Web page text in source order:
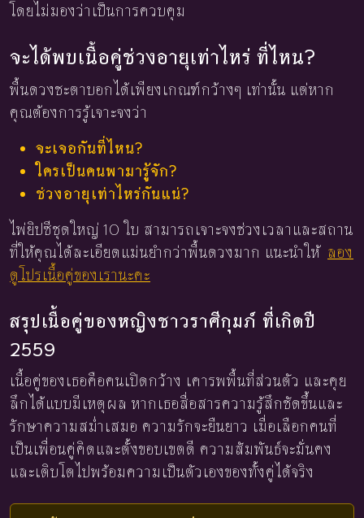
โดยไม่มองว่าเป็นการควบคุม
จะได้พบเนื้อคู่ช่วงอายุเท่าไหร่ ที่ไหน?
พื้นดวงชะตาบอกได้เพียงเกณฑ์กว้างๆ เท่านั้น แต่หาก
คุณต้องการรู้เจาะจงว่า
จะเจอกันที่ไหน?
ใครเป็นคนพามารู้จัก?
ช่วงอายุเท่าไหร่กันแน่?
ไพ่ยิปซีชุดใหญ่ 10 ใบ สามารถเจาะจงช่วงเวลาและสถาน
ที่ให้คุณได้ละเอียดแม่นยำกว่าพื้นดวงมาก แนะนำให้ ลอง
ดูโปรเนื้อคู่ของเรานะคะ
สรุปเนื้อคู่ของหญิงชาวราศีกุมภ์ ที่เกิดปี
2559
เนื้อคู่ของเธอคือคนเปิดกว้าง เคารพพื้นที่ส่วนตัว และคุย
ลึกได้แบบมีเหตุผล หากเธอสื่อสารความรู้สึกชัดขึ้นและ
รักษาความสม่ำเสมอ ความรักจะยืนยาว เมื่อเลือกคนที่
เป็นเพื่อนคู่คิดและตั้งขอบเขตดี ความสัมพันธ์จะมั่นคง
และเติบโตไปพร้อมความเป็นตัวเองของทั้งคู่ได้จริง